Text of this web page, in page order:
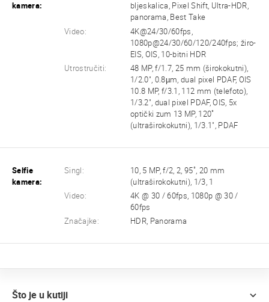
kamera:
bljeskalica, Pixel Shift, Ultra-HDR,
panorama, Best Take
Video:
4K@24/30/60fps,
1080p@24/30/60/120/240fps; žiro-
EIS, OIS, 10-bitni HDR
Utrostručiti:
48 MP, f/1.7, 25 mm (širokokutni),
1/2.0", 0.8µm, dual pixel PDAF, OIS
10.8 MP, f/3.1, 112 mm (telefoto),
1/3.2", dual pixel PDAF, OIS, 5x
optički zum 13 MP, 120˚
(ultraširokokutni), 1/3.1", PDAF
Selfie
kamera:
Singl:
10, 5 MP, f/2, 2, 95˚, 20 mm
(ultraširokokutni), 1/3, 1
Video:
4K @ 30 / 60fps, 1080p @ 30 /
60fps
Značajke:
HDR, Panorama
Što je u kutiji